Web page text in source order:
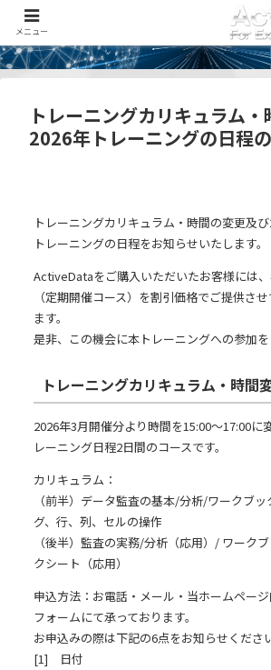
トレーニングカリキュラム
2026年トレーニングの日程
トレーニングカリキュラム・時間の変更及
トレーニングの日程をお知らせいたします。
ActiveDataをご購入いただいたお客様には
（定期開催コース）を割引価格でご提供さ
ます。
是非、この機会に本トレーニングへの参加を
トレーニングカリキュラム・時間
2026年3月開催分より時間を15:00～17:00に
レーニング日程2日間のコースです。
カリキュラム：
（前半）データ監査の基本/分析/ワークブ
グ、行、列、セルの操作
（後半）監査の実務/分析（応用）/ ワーク
クシート（応用）
申込方法：お電話・メール・当ホームペー
フォームにて承っております。
お申込みの際は下記の6点をお知らせください
[1] 日付
メニュー